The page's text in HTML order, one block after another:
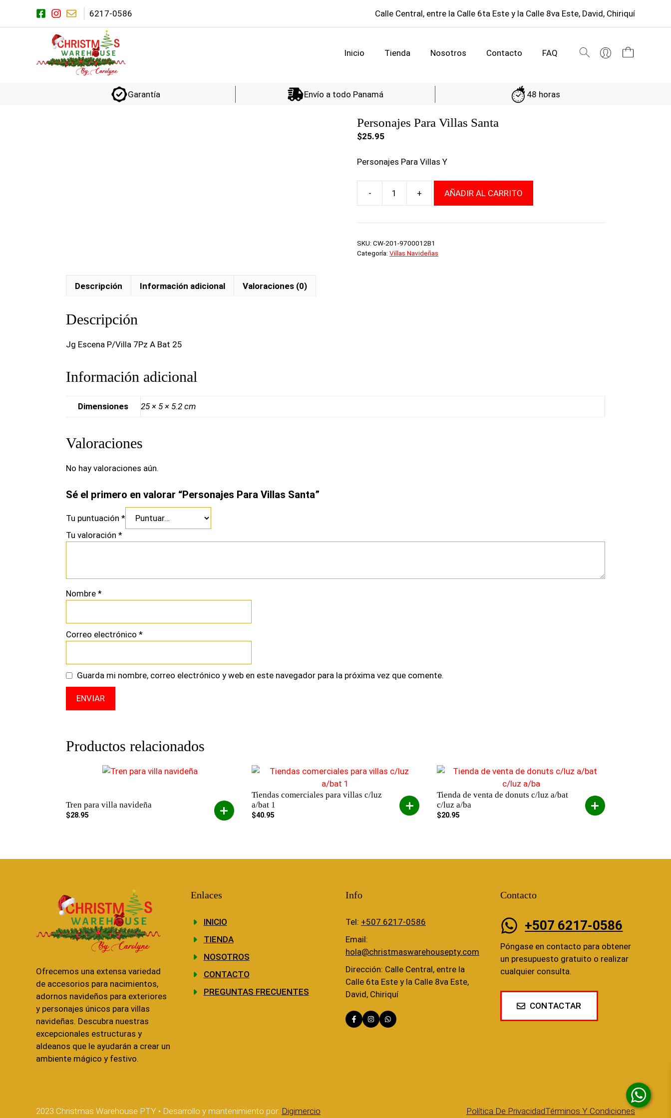
contenido
6217-0586 Calle Central, entre la Calle 6ta Este y la Calle 8va Este, David, Chiriquí
Inicio Tienda Nosotros Contacto FAQ
Garantía Envío a todo Panamá 48 horas
Personajes Para Villas Santa
$25.95
Personajes Para Villas Y
-
Personajes
Villas
cantidad
+ AÑADIR AL CARRITO
SKU:CW-201-9700012B1
Categoría:Villas Navideñas
Descripción Información adicional Valoraciones (0)
Descripción
Jg Escena P/Villa 7Pz A Bat 25
Información adicional
Dimensiones 25 × 5 × 5.2 cm
Valoraciones
No hay valoraciones aún.
Sé el primero en valorar “Personajes Para Villas Santa”
Tu puntuación *
Tu valoración *
Nombre *
Correo electrónico *
Guarda mi nombre, correo electrónico y web en este navegador para la próxima vez que comente.
Productos relacionados
Tren para villa navideña
$28.95
Tiendas comerciales para villas c/luz
a/bat 1
$40.95
Tienda de venta de donuts c/luz a/bat
c/luz a/ba
$20.95
Ofrecemos una extensa variedad
de accesorios para nacimientos,
adornos navideños para exteriores
y personajes únicos para villas
navideñas. Descubra nuestras
excepcionales estructuras y
aldeanos que le ayudarán a crear un
ambiente mágico y festivo.
Enlaces
INICIO
TIENDA
NOSOTROS
CONTACTO
PREGUNTAS FRECUENTES
Info
Tel: +507 6217-0586
Email:
hola@christmaswarehousepty.com
Dirección: Calle Central, entre la
Calle 6ta Este y la Calle 8va Este,
David, Chiriquí
Contacto
+507 6217-0586
Póngase en contacto para obtener
un presupuesto gratuito o realizar
cualquier consulta.
CONTACTAR
2023 Christmas Warehouse PTY • Desarrollo y mantenimiento por: Digimercio Política De PrivacidadTérminos Y Condiciones